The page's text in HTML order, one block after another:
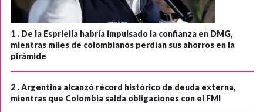
1 . De la Espriella habría impulsado la confianza en DMG,
mientras miles de colombianos perdían sus ahorros en la
pirámide
2 .Argentina alcanzó récord histórico de deuda externa,
mientras que Colombia salda obligaciones con el FMI